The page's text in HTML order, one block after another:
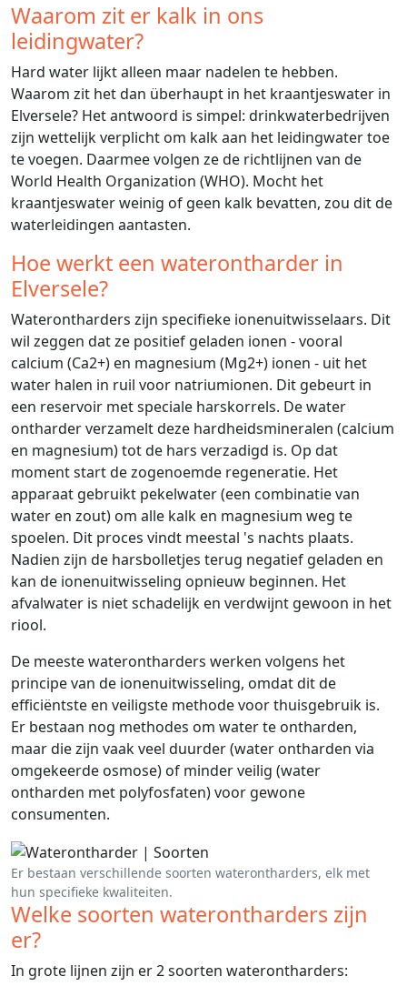
Waarom zit er kalk in ons
leidingwater?
Hard water lijkt alleen maar nadelen te hebben.
Waarom zit het dan überhaupt in het kraantjeswater in
Elversele? Het antwoord is simpel: drinkwaterbedrijven
zijn wettelijk verplicht om kalk aan het leidingwater toe
te voegen. Daarmee volgen ze de richtlijnen van de
World Health Organization (WHO). Mocht het
kraantjeswater weinig of geen kalk bevatten, zou dit de
waterleidingen aantasten.
Hoe werkt een waterontharder in
Elversele?
Waterontharders zijn specifieke ionenuitwisselaars. Dit
wil zeggen dat ze positief geladen ionen - vooral
calcium (Ca2+) en magnesium (Mg2+) ionen - uit het
water halen in ruil voor natriumionen. Dit gebeurt in
een reservoir met speciale harskorrels. De water
ontharder verzamelt deze hardheidsmineralen (calcium
en magnesium) tot de hars verzadigd is. Op dat
moment start de zogenoemde regeneratie. Het
apparaat gebruikt pekelwater (een combinatie van
water en zout) om alle kalk en magnesium weg te
spoelen. Dit proces vindt meestal 's nachts plaats.
Nadien zijn de harsbolletjes terug negatief geladen en
kan de ionenuitwisseling opnieuw beginnen. Het
afvalwater is niet schadelijk en verdwijnt gewoon in het
riool.
De meeste waterontharders werken volgens het
principe van de ionenuitwisseling, omdat dit de
efficiëntste en veiligste methode voor thuisgebruik is.
Er bestaan nog methodes om water te ontharden,
maar die zijn vaak veel duurder (water ontharden via
omgekeerde osmose) of minder veilig (water
ontharden met polyfosfaten) voor gewone
consumenten.
Er bestaan verschillende soorten waterontharders, elk met
hun specifieke kwaliteiten.
Welke soorten waterontharders zijn
er?
In grote lijnen zijn er 2 soorten waterontharders: